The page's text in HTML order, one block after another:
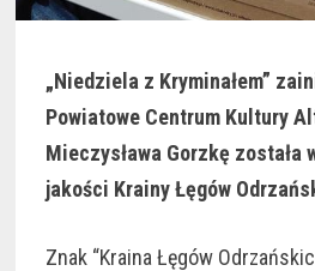
„Niedziela z Kryminałem”
Powiatowe Centrum Kultury
Mieczysława Gorzkę została
jakości Krainy Łęgów
Znak “Kraina Łęgów